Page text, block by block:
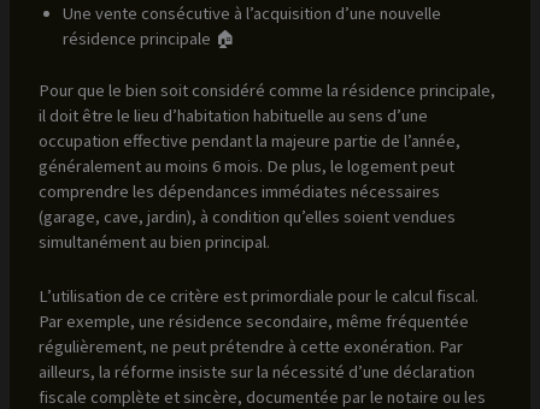
Une vente consécutive à l’acquisition d’une nouvelle
résidence principale 🏠
Pour que le bien soit considéré comme la résidence principale,
il doit être le lieu d’habitation habituelle au sens d’une
occupation effective pendant la majeure partie de l’année,
généralement au moins 6 mois. De plus, le logement peut
comprendre les dépendances immédiates nécessaires
(garage, cave, jardin), à condition qu’elles soient vendues
simultanément au bien principal.
L’utilisation de ce critère est primordiale pour le calcul fiscal.
Par exemple, une résidence secondaire, même fréquentée
régulièrement, ne peut prétendre à cette exonération. Par
ailleurs, la réforme insiste sur la nécessité d’une déclaration
fiscale complète et sincère, documentée par le notaire ou les